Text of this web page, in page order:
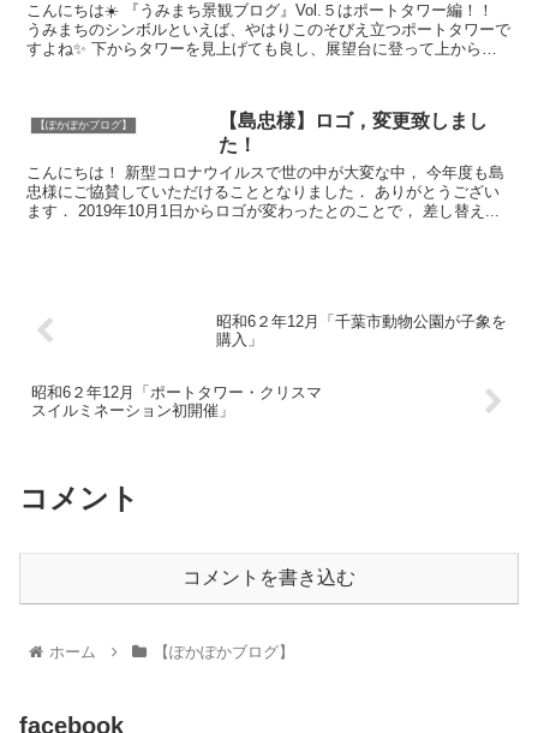
こんにちは☀️ 『うみまち景観ブログ』Vol.５はポートタワー編！！
うみまちのシンボルといえば、やはりこのそびえ立つポートタワーで
すよね✨ 下からタワーを見上げても良し、展望台に登って上から景
【ぽかぽかブログ】
【島忠様】ロゴ，変更致しまし
た！
こんにちは！ 新型コロナウイルスで世の中が大変な中， 今年度も島
忠様にご協賛していただけることとなりました． ありがとうござい
ます． 2019年10月1日からロゴが変わったとのことで， 差し替え...
昭和6２年12月「千葉市動物公園が子象を
購入」
昭和6２年12月「ポートタワー・クリスマ
スイルミネーション初開催」
コメント
コメントを書き込む
ホーム 【ぽかぽかブログ】
facebook